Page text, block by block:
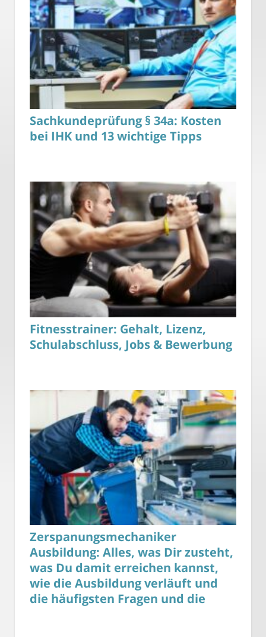
Sachkundeprüfung § 34a: Kosten
bei IHK und 13 wichtige Tipps
Fitnesstrainer: Gehalt, Lizenz,
Schulabschluss, Jobs & Bewerbung
Zerspanungsmechaniker
Ausbildung: Alles, was Dir zusteht,
was Du damit erreichen kannst,
wie die Ausbildung verläuft und
die häufigsten Fragen und die